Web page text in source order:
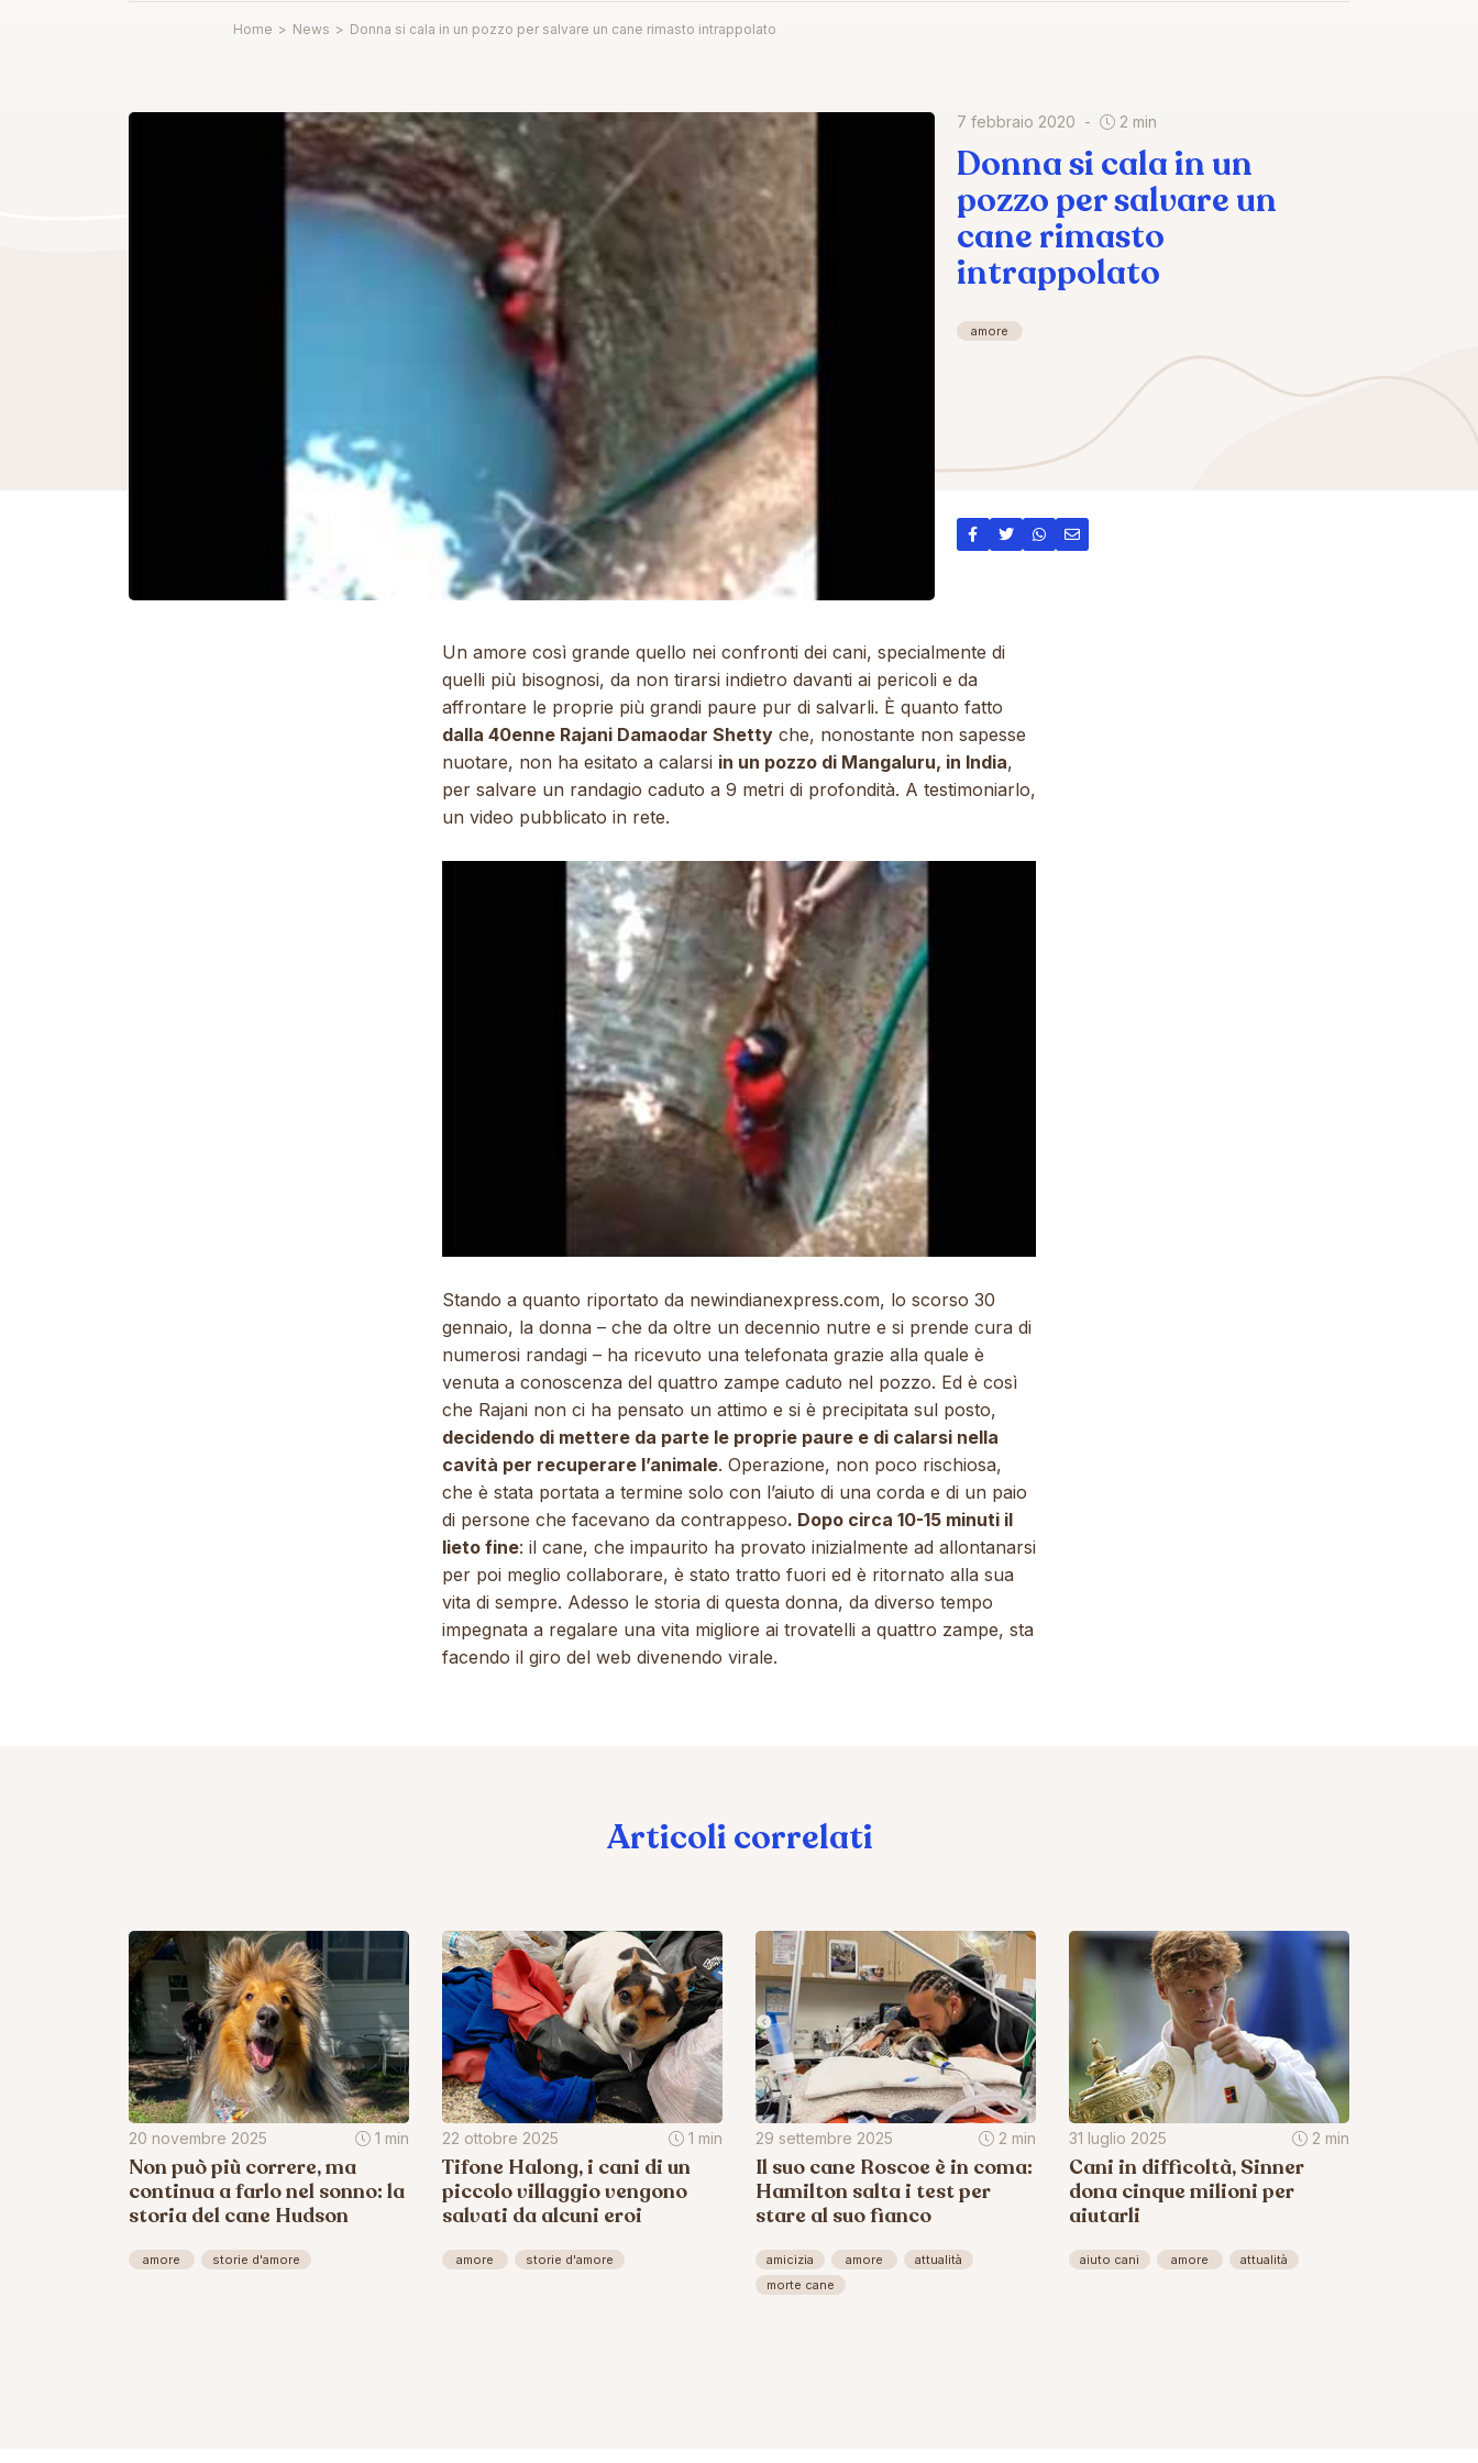
Home > News > Donna si cala in un pozzo per salvare un cane rimasto intrappolato
7 febbraio 2020 2 min
Donna si cala in un
pozzo per salvare un
cane rimasto
intrappolato
amore
Un amore così grande quello nei confronti dei cani, specialmente di
quelli più bisognosi, da non tirarsi indietro davanti ai pericoli e da
affrontare le proprie più grandi paure pur di salvarli. È quanto fatto
dalla 40enne Rajani Damaodar Shetty che, nonostante non sapesse
nuotare, non ha esitato a calarsi in un pozzo di Mangaluru, in India,
per salvare un randagio caduto a 9 metri di profondità. A testimoniarlo,
un video pubblicato in rete.
Stando a quanto riportato da newindianexpress.com, lo scorso 30
gennaio, la donna – che da oltre un decennio nutre e si prende cura di
numerosi randagi – ha ricevuto una telefonata grazie alla quale è
venuta a conoscenza del quattro zampe caduto nel pozzo. Ed è così
che Rajani non ci ha pensato un attimo e si è precipitata sul posto,
decidendo di mettere da parte le proprie paure e di calarsi nella
cavità per recuperare l’animale. Operazione, non poco rischiosa,
che è stata portata a termine solo con l’aiuto di una corda e di un paio
di persone che facevano da contrappeso. Dopo circa 10-15 minuti il
lieto fine: il cane, che impaurito ha provato inizialmente ad allontanarsi
per poi meglio collaborare, è stato tratto fuori ed è ritornato alla sua
vita di sempre. Adesso le storia di questa donna, da diverso tempo
impegnata a regalare una vita migliore ai trovatelli a quattro zampe, sta
facendo il giro del web divenendo virale.
Articoli correlati
20 novembre 2025 1 min
Non può più correre, ma
continua a farlo nel sonno: la
storia del cane Hudson
amore storie d'amore
22 ottobre 2025 1 min
Tifone Halong, i cani di un
piccolo villaggio vengono
salvati da alcuni eroi
amore storie d'amore
29 settembre 2025 2 min
Il suo cane Roscoe è in coma:
Hamilton salta i test per
stare al suo fianco
amicizia amore
attualità
morte cane
31 luglio 2025 2 min
Cani in difficoltà, Sinner
dona cinque milioni per
aiutarli
aiuto cani amore attualità